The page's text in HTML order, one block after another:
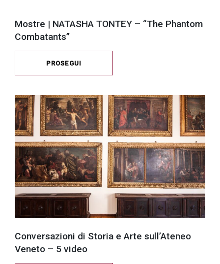
Mostre | NATASHA TONTEY – “The Phantom
Combatants”
PROSEGUI
Conversazioni di Storia e Arte sull’Ateneo
Veneto – 5 video